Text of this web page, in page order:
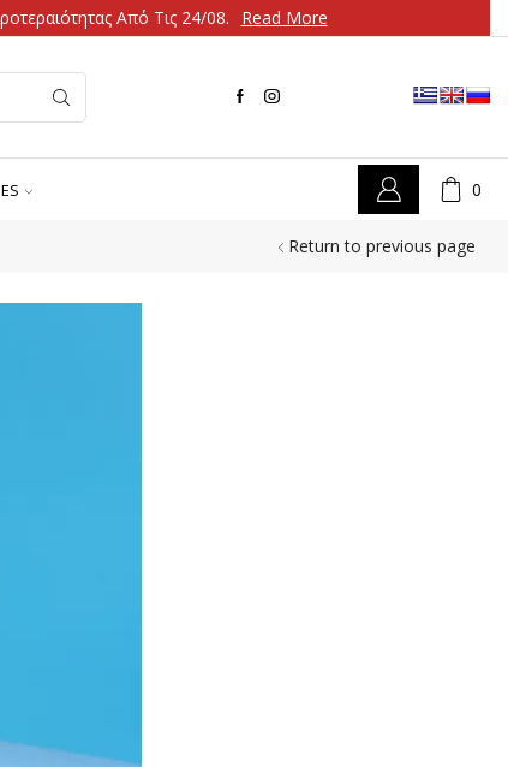
Από Τις 24/08. Read More
0
Return to previous page